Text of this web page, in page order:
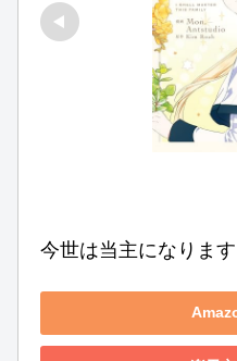
今世は当主になりま